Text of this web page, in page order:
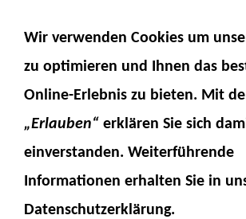
290-107 Roderechen
Wir verwenden Cookies um
zu optimieren und Ihnen das
Online-Erlebnis zu bieten. Mit
„Erlauben“ erklären Sie sich
einverstanden. Weiterführende
Informationen erhalten Sie in
Datenschutzerklärung.